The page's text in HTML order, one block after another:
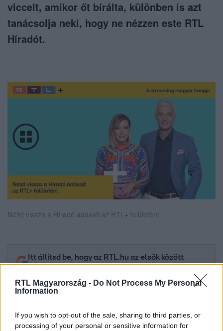
RTL Magyarország - Do Not Process My Personal
Information
If you wish to opt-out of the sale, sharing to third parties, or
processing of your personal or sensitive information for
viccelt, amikor őt bírálta, különben is azt
tanácsolja neki, hogy ne nézzen este RTL
Híradót.
Nézd vissza a Híradó adásait az RTL+ felületén!
Itt állítsd be, hogy az RTL.hu az elsők között
legyen a Google-találatokban!